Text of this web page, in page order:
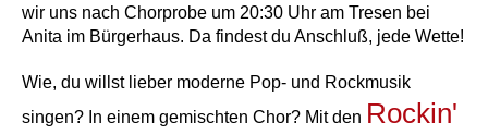
wir uns nach Chorprobe um 20:30 Uhr am Tresen bei
Anita im Bürgerhaus. Da findest du Anschluß, jede Wette!
Wie, du willst lieber moderne Pop- und Rockmusik
singen? In einem gemischten Chor? Mit den Rockin'